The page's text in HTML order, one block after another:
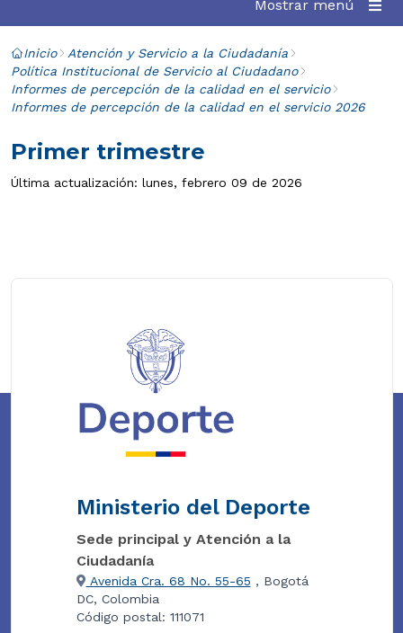
Mostrar menú
Inicio
Atención y Servicio a la Ciudadanía
Política Institucional de Servicio al Ciudadano
Informes de percepción de la calidad en el servicio
Informes de percepción de la calidad en el servicio 2026
Primer trimestre
Última actualización: lunes, febrero 09 de 2026
Ministerio del Deporte
Sede principal y Atención a la
Ciudadanía
Avenida Cra. 68 No. 55-65 , Bogotá
DC, Colombia
Código postal: 111071